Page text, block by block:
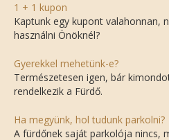
1 + 1 kupon
Kaptunk egy kupont valahonnan,
használni Önöknél?
Gyerekkel mehetünk-e?
Természetesen igen, bár
rendelkezik a Fürdő.
Ha megyünk, hol tudunk parkolni?
A fürdőnek saját parkolója nincs,